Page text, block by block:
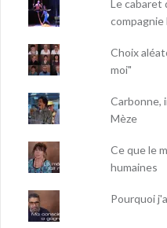
Le cabaret
Choix
moi"
Carbonne,
Mèze
Ce que le
humaines
Pourquoi